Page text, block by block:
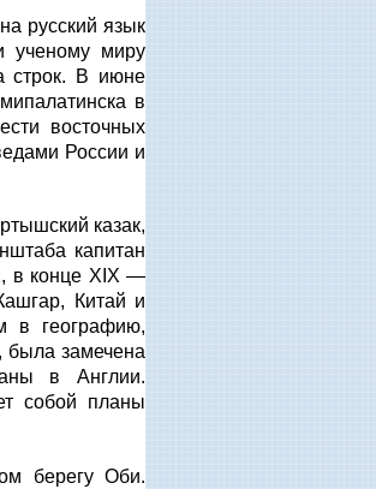
русский язык
ученому миру
строк. В июне
в
восточных
России и
казак,
капитан
в конце XIX —
Китай и
в географию,
была замечена
в Англии.
собой планы
берегу Оби.